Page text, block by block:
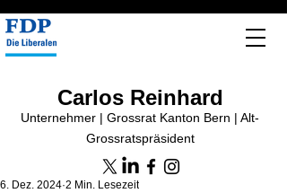
Carlos Reinhard
Unternehmer | Grossrat Kanton Bern | Alt-
Grossratspräsident
6. Dez. 2024 2 Min. Lesezeit